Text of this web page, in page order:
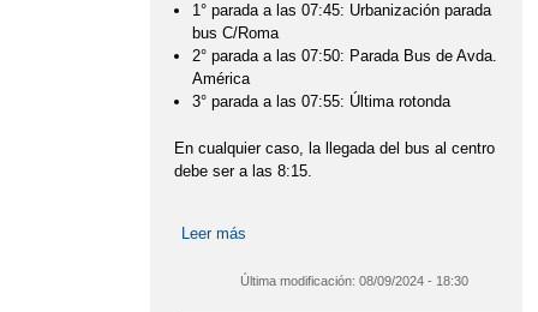
1° parada a las 07:45: Urbanización parada
bus C/Roma
2° parada a las 07:50: Parada Bus de Avda.
América
3° parada a las 07:55: Última rotonda
En cualquier caso, la llegada del bus al centro
debe ser a las 8:15.
Leer más
Última modificación: 08/09/2024 - 18:30